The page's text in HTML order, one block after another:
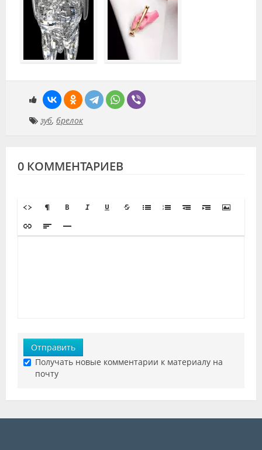
зуб, брелок
0 КОММЕНТАРИЕВ
Отправить
Получать новые комментарии к материалу на
почту